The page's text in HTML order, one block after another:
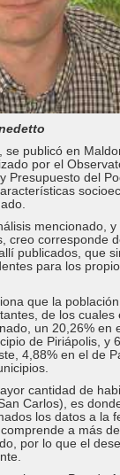
se publicó en
por el
Presupuesto del
mencionado,
creo corresponde
publicados, que
para los
que la
de los cuales
un 20,26% en
de Piriápolis, y
4,88% en el de
cantidad de
Carlos), es
los datos a la
a más
por lo que el